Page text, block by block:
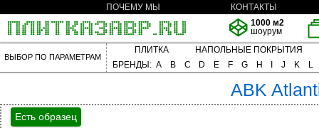
ПОЧЕМУ МЫ
КОНТАКТЫ
1000 м2
шоурум
ВЫБОР ПО ПАРАМЕТРАМ
ПЛИТКА
НАПОЛЬНЫЕ ПОКРЫТИЯ
БРЕНДЫ: A B C D E F G H J K L
ABK
Есть образец